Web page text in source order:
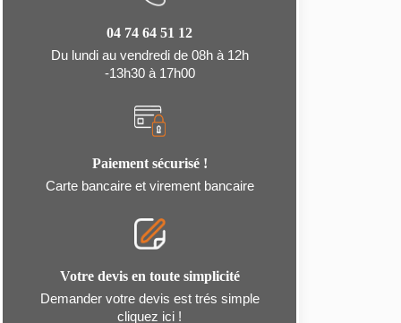
04 74 64 51 12
Du lundi au vendredi de 08h à 12h
-13h30 à 17h00
Paiement sécurisé !
Carte bancaire et virement bancaire
Votre devis en toute simplicité
Demander votre devis est trés simple
cliquez ici !